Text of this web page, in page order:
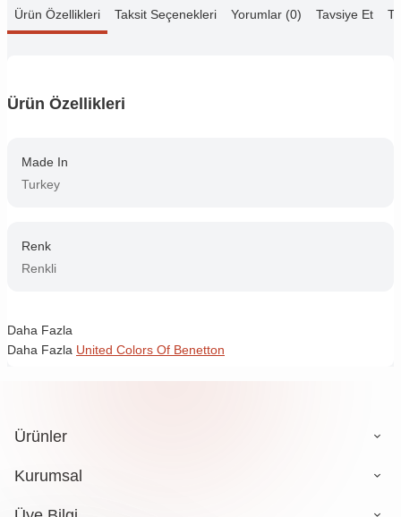
Ürün Özellikleri Taksit Seçenekleri Yorumlar (0) Tavsiye Et
Ürün Özellikleri
Made In
Turkey
Renk
Renkli
Daha Fazla
Daha Fazla United Colors Of Benetton
Ürünler
Kurumsal